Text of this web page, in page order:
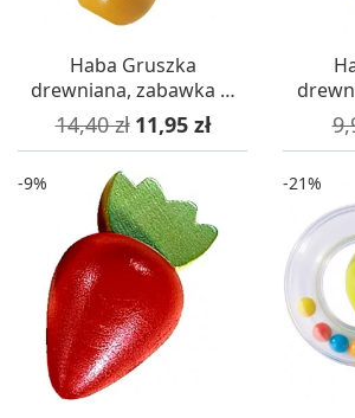
Haba Gruszka
drewniana, zabawka w
sklep i gotowanie
Cena podstawowa
14,40 zł Cena
11,95 zł
-9% -21%